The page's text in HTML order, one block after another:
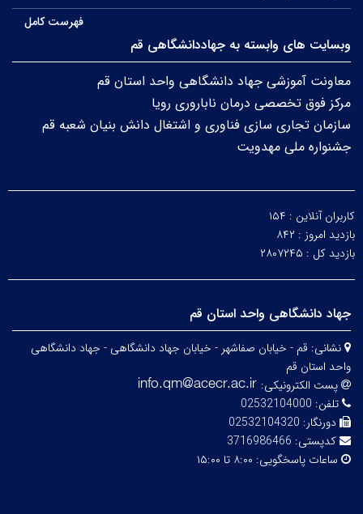
فهرست کامل
وبسایت های وابسته به جهاددانشگاهی قم
معاونت آموزشی جهاد دانشگاهی واحد استان قم
مرکز فوق تخصصی درمان ناباروری رویا
سازمان تجاری سازی فناوری و اشتغال دانش بنیان شعبه قم
جشنواره ملی مهدویت
کاربران آنلاین : ۱۵۴
بازدید امروز : ۸۴۲
بازدید کل : ۲۸۰۷۲۴۵
جهاد دانشگاهی واحد استان قم
نشانی: قم - خیابان صفاشهر - خیابان جهاد دانشگاهی - جهاد دانشگاهی
واحد استان قم
پست الکترونیکی:
تلفن: 02532104000
دورنگار: 02532104320
کدپستی: 3716986466
ساعات پاسخگویی: ۸:۰۰ تا ۱۵:۰۰